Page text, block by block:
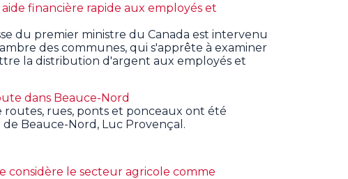
financière rapide aux employés et
du premier ministre du Canada est intervenu
des communes, qui s'apprête à examiner
la distribution d'argent aux employés et
dans Beauce-Nord
rues, ponts et ponceaux ont été
Beauce-Nord, Luc Provençal.
considère le secteur agricole comme